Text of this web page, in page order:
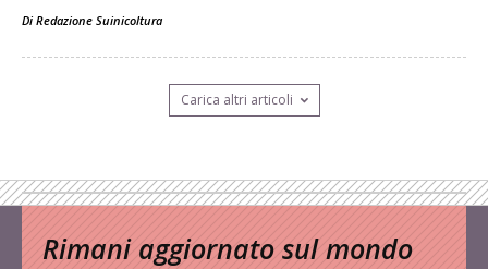
Di Redazione Suinicoltura
Carica altri articoli
Rimani aggiornato sul mondo